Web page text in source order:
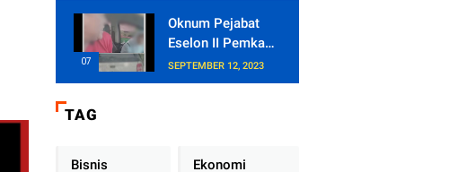
Oknum Pejabat
Eselon II Pemkab
Lampung Utara
Asik Ngobrol
Dinas
SEPTEMBER 12, 2023
TAG
Bisnis Ekonomi